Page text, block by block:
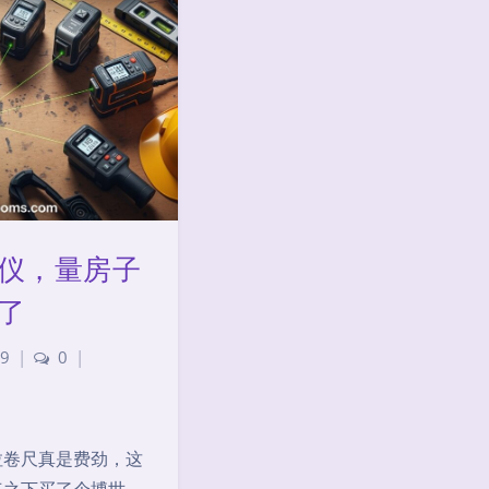
，量房子
| 0 |
尺真是费劲，这